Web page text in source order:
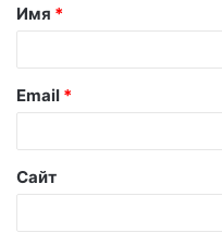
а
й
*
Имя *
Email *
Сайт